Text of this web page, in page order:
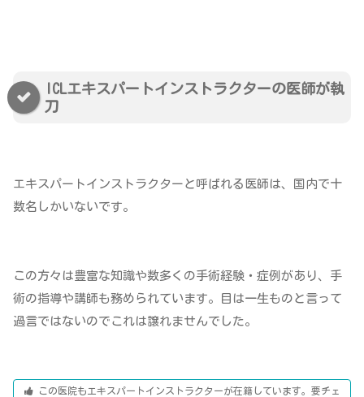
ICLエキスパートインストラクターの医師が執
刀
エキスパートインストラクターと呼ばれる医師は、国内で十
数名しかいないです。
この方々は豊富な知識や数多くの手術経験・症例があり、手
術の指導や講師も務められています。目は一生ものと言って
過言ではないのでこれは譲れませんでした。
この医院もエキスパートインストラクターが在籍しています。要チェ